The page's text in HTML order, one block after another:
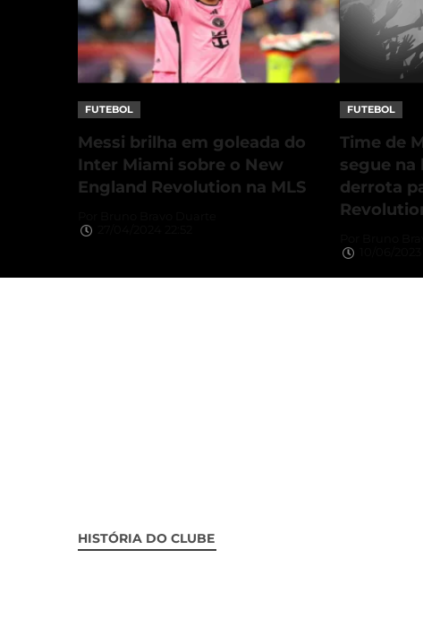
FUTEBOL
Messi brilha em goleada do
Inter Miami sobre o New
England Revolution na MLS
FUTEBOL
Time de
segue na
derrota
HISTÓRIA DO CLUBE